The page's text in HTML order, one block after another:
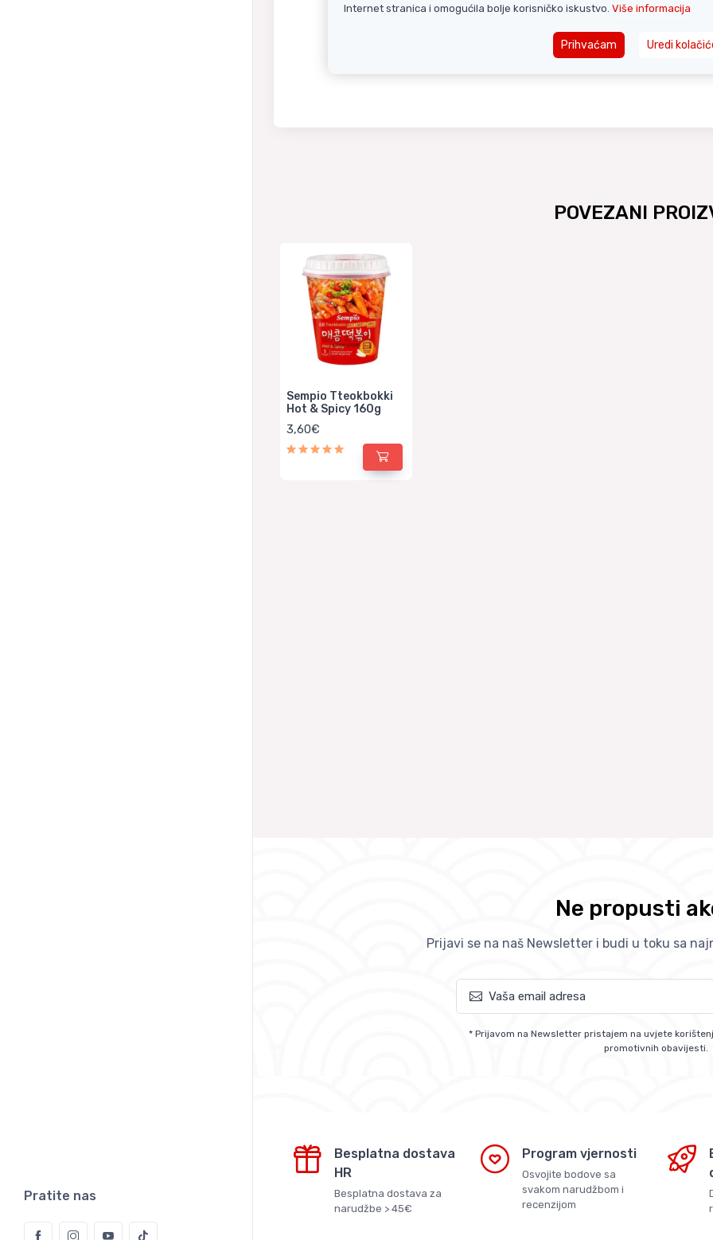
Pratite nas
POVEZANI
Sempio Tteokbokki
Hot & Spicy 160g
3,60€
Ne propusti
Prijavi se na naš Newsletter i budi u toku sa
* Prijavom na Newsletter pristajem na uvjete
promotivnih obavijesti.
Besplatna dostava
HR
Besplatna dostava za
narudžbe > 45€
Program vjernosti
Osvojite bodove sa
svakom narudžbom i
recenzijom
Internet stranica i omogućila bolje korisničko iskustvo. Više informacija
Prihvaćam Uredi